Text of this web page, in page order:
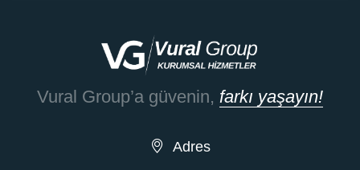
Vural Group’a güvenin, farkı yaşayın!
Adres